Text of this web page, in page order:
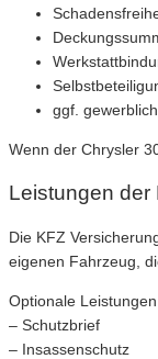
ggf.
Wenn der Chrysler
Leistungen der
Die KFZ
eigenen Fahrzeug,
Optionale
– Schutzbrief
– Insassenschutz